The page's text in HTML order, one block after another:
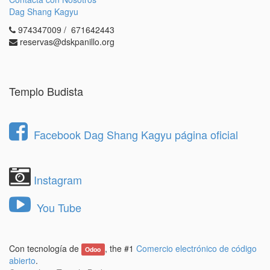
1.- Revisa las
normas generales.
2.- Rellena elformulario aquí
Posteriormente, la Junta directiva le comunicará a
Dag Shang Kagyu
974347009 / 671642443
reservas@dskpanillo.org
Templo Budista
Facebook Dag Shang Kagyu página oficial
Instagram
You Tube
Con tecnología de Odoo , the #1 Comercio electrónico de código
abierto.